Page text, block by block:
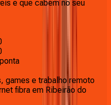
e que cabem no seu
games e trabalho remoto
fibra em Ribeirão do